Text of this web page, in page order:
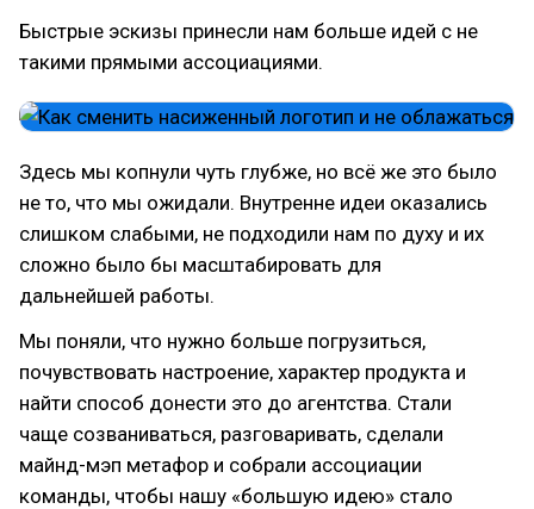
Быстрые эскизы принесли нам больше идей с не
такими прямыми ассоциациями.
Здесь мы копнули чуть глубже, но всё же это было
не то, что мы ожидали. Внутренне идеи оказались
слишком слабыми, не подходили нам по духу и их
сложно было бы масштабировать для
дальнейшей работы.
Мы поняли, что нужно больше погрузиться,
почувствовать настроение, характер продукта и
найти способ донести это до агентства. Стали
чаще созваниваться, разговаривать, сделали
майнд-мэп метафор и собрали ассоциации
команды, чтобы нашу «большую идею» стало